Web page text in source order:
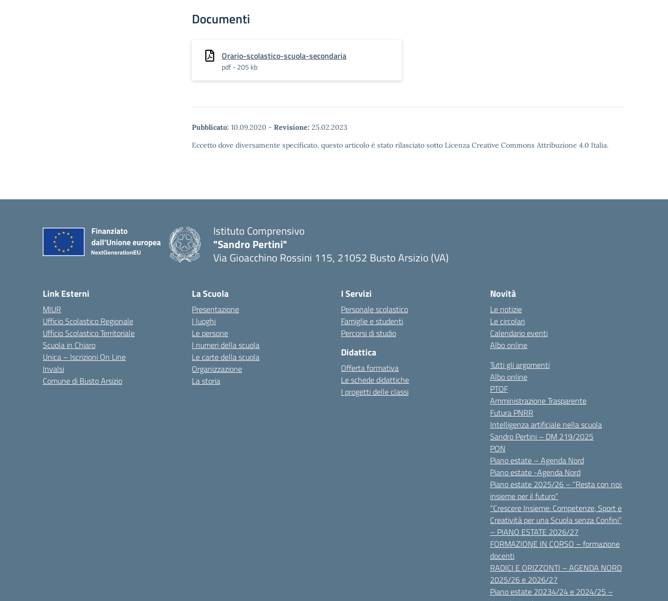
Documenti
Orario-scolastico-scuola-secondaria
pdf - 205 kb
Pubblicato: 10.09.2020 - Revisione: 25.02.2023
Eccetto dove diversamente specificato, questo articolo è stato rilasciato sotto Licenza Creative Commons Attribuzione 4.0 Italia.
Istituto Comprensivo
"Sandro Pertini"
Via Gioacchino Rossini 115, 21052 Busto Arsizio (VA)
Link Esterni
MIUR
Ufficio Scolastico Regionale
Ufficio Scolastico Territoriale
Scuola in Chiaro
Unica – Iscrizioni On Line
Invalsi
Comune di Busto Arsizio
La Scuola
Presentazione
I luoghi
Le persone
I numeri della scuola
Le carte della scuola
Organizzazione
La storia
I Servizi
Personale scolastico
Famiglie e studenti
Percorsi di studio
Didattica
Offerta formativa
Le schede didattiche
I progetti delle classi
Novità
Le notizie
Le circolari
Calendario eventi
Albo online
Tutti gli argomenti
Albo online
PTOF
Amministrazione Trasparente
Futura PNRR
Intelligenza artificiale nella scuola
Sandro Pertini – DM 219/2025
PON
Piano estate – Agenda Nord
Piano estate -Agenda Nord
Piano estate 2025/26 – “Resta con noi:
insieme per il futuro”
“Crescere Insieme: Competenze, Sport e
Creatività per una Scuola senza Confini”
– PIANO ESTATE 2026/27
FORMAZIONE IN CORSO – formazione
docenti
RADICI E ORIZZONTI – AGENDA NORD
2025/26 e 2026/27
Piano estate 20234/24 e 2024/25 –